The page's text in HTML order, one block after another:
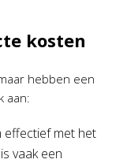
kosten
hebben een
aan:
effectief met het
vaak een